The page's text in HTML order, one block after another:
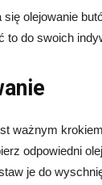
olejowanie
to do swoich
ważnym
odpowiedni
je do